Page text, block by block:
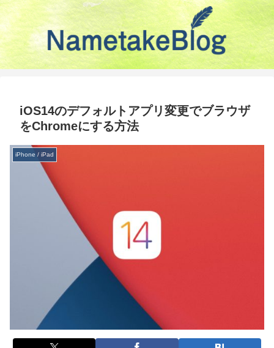
iOS14のデフォルトアプリ変更でブラウザ
をChromeにする方法
iPhone / iPad